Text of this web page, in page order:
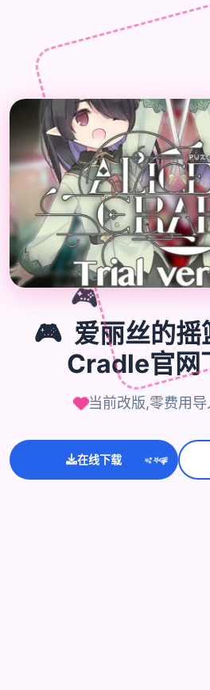
🎮
🎮 爱丽丝的
Cradle官网
当前改版,零费用
在线下载 ✨⭐💫